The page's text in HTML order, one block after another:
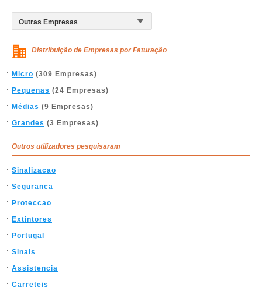
Distribuição de Empresas por Faturação
Micro (309 Empresas)
Pequenas (24 Empresas)
Médias (9 Empresas)
Grandes (3 Empresas)
Outros utilizadores pesquisaram
Sinalizacao
Seguranca
Proteccao
Extintores
Portugal
Sinais
Assistencia
Carreteis